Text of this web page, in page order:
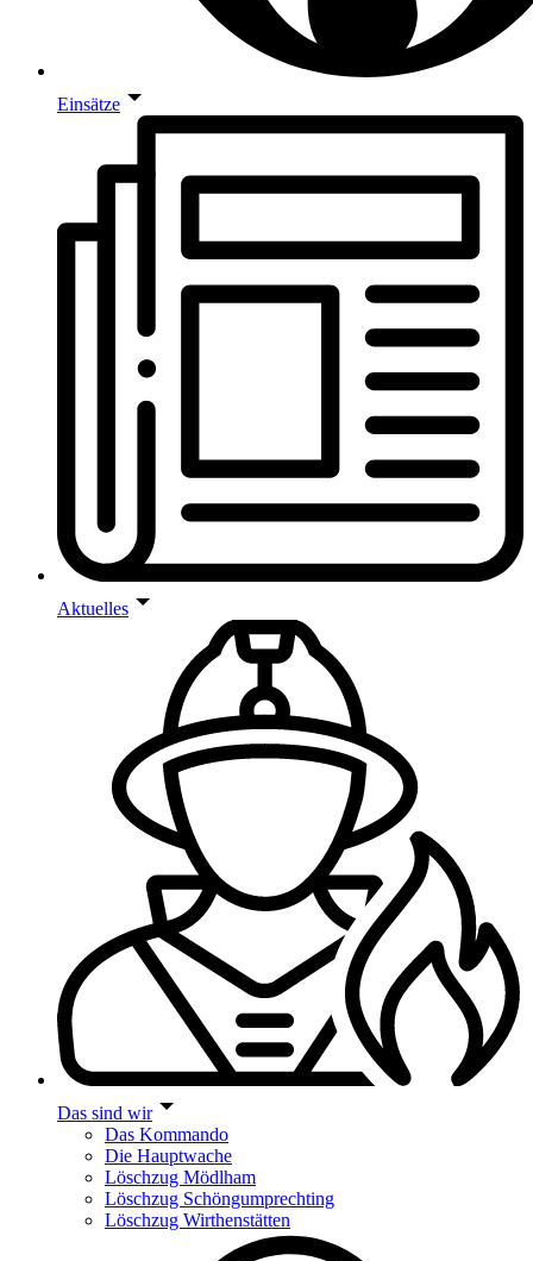
Einsätze
Aktuelles
Das sind wir
Das Kommando
Die Hauptwache
Löschzug Mödlham
Löschzug Schöngumprechting
Löschzug Wirthenstätten